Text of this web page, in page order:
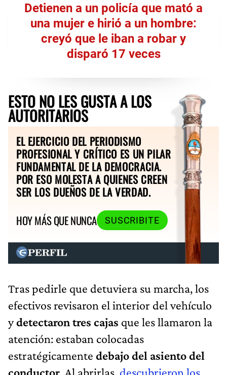
Detienen a un policía que mató a
una mujer e hirió a un hombre:
creyó que le iban a robar y
disparó 17 veces
ESTO NO LES GUSTA A LOS
AUTORITARIOS
EL EJERCICIO DEL PERIODISMO
PROFESIONAL Y CRÍTICO ES UN PILAR
FUNDAMENTAL DE LA DEMOCRACIA.
POR ESO MOLESTA A QUIENES CREEN
SER LOS DUEÑOS DE LA VERDAD.
HOY MÁS QUE NUNCA
SUSCRIBITE
Tras pedirle que detuviera su marcha, los
efectivos revisaron el interior del vehículo
ydetectaron tres cajas que les llamaron la
atención: estaban colocadas
estratégicamente debajo del asiento del
conductor . Al abrirlas, descubrieron los